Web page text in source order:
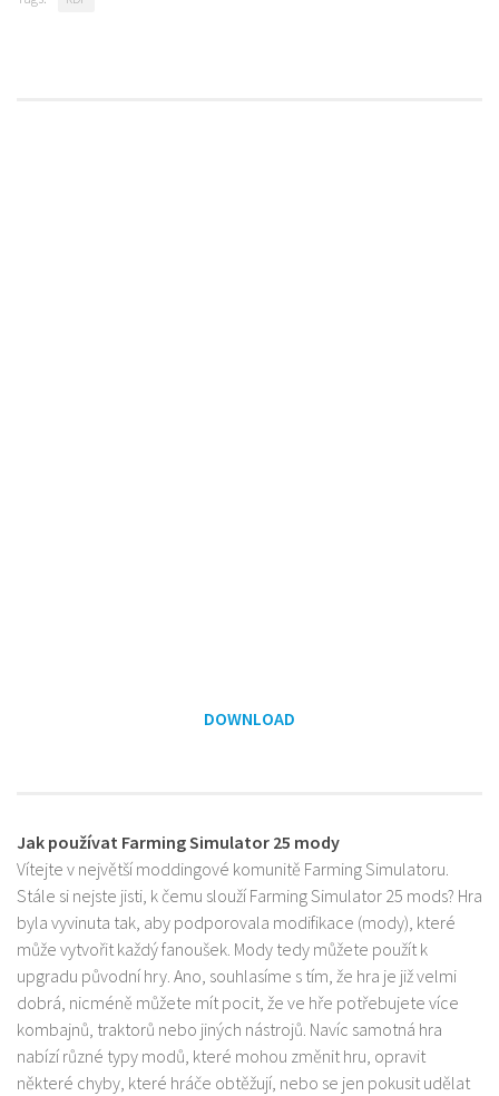
DOWNLOAD
Jak používat Farming Simulator 25 mody
Vítejte v největší moddingové komunitě Farming Simulatoru.
Stále si nejste jisti, k čemu slouží Farming Simulator 25 mods? Hra
byla vyvinuta tak, aby podporovala modifikace (mody), které
může vytvořit každý fanoušek. Mody tedy můžete použít k
upgradu původní hry. Ano, souhlasíme s tím, že hra je již velmi
dobrá, nicméně můžete mít pocit, že ve hře potřebujete více
kombajnů, traktorů nebo jiných nástrojů. Navíc samotná hra
nabízí různé typy modů, které mohou změnit hru, opravit
některé chyby, které hráče obtěžují, nebo se jen pokusit udělat